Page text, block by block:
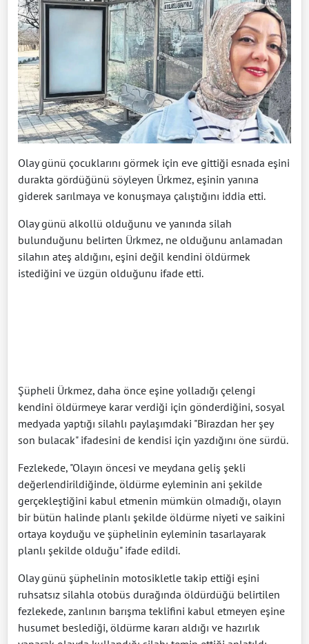
Olay günü çocuklarını görmek için eve gittiği esnada eşini
durakta gördüğünü söyleyen Ürkmez, eşinin yanına
giderek sarılmaya ve konuşmaya çalıştığını iddia etti.
Olay günü alkollü olduğunu ve yanında silah
bulunduğunu belirten Ürkmez, ne olduğunu anlamadan
silahın ateş aldığını, eşini değil kendini öldürmek
istediğini ve üzgün olduğunu ifade etti.
Şüpheli Ürkmez, daha önce eşine yolladığı çelengi
kendini öldürmeye karar verdiği için gönderdiğini, sosyal
medyada yaptığı silahlı paylaşımdaki "Birazdan her şey
son bulacak" ifadesini de kendisi için yazdığını öne sürdü.
Fezlekede, "Olayın öncesi ve meydana geliş şekli
değerlendirildiğinde, öldürme eyleminin ani şekilde
gerçekleştiğini kabul etmenin mümkün olmadığı, olayın
bir bütün halinde planlı şekilde öldürme niyeti ve saikini
ortaya koyduğu ve şüphelinin eyleminin tasarlayarak
planlı şekilde olduğu" ifade edildi.
Olay günü şüphelinin motosikletle takip ettiği eşini
ruhsatsız silahla otobüs durağında öldürdüğü belirtilen
fezlekede, zanlının barışma teklifini kabul etmeyen eşine
husumet beslediği, öldürme kararı aldığı ve hazırlık